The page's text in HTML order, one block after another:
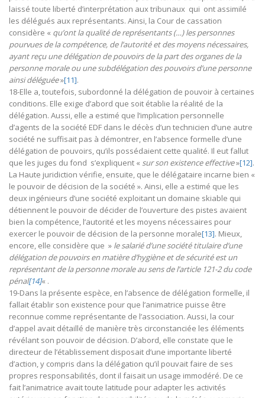
laissé toute liberté d’interprétation aux tribunaux qui ont assimilé
les délégués aux représentants. Ainsi, la Cour de cassation
considère « qu’ont la qualité de représentants (…) les personnes
pourvues de la compétence, de l’autorité et des moyens nécessaires,
ayant reçu une délégation de pouvoirs de la part des organes de la
personne morale ou une subdélégation des pouvoirs d’une personne
ainsi déléguée»[11].
18-Elle a, toutefois, subordonné la délégation de pouvoir à certaines
conditions. Elle exige d’abord que soit établie la réalité de la
délégation. Aussi, elle a estimé que l’implication personnelle
d’agents de la société EDF dans le décès d’un technicien d’une autre
société ne suffisait pas à démontrer, en l’absence formelle d’une
délégation de pouvoirs, qu’ils possédaient cette qualité. Il eut fallut
que les juges du fond s’expliquent « sur son existence effective»[12].
La Haute juridiction vérifie, ensuite, que le délégataire incarne bien «
le pouvoir de décision de la société ». Ainsi, elle a estimé que les
deux ingénieurs d’une société exploitant un domaine skiable qui
détiennent le pouvoir de décider de l’ouverture des pistes avaient
bien la compétence, l’autorité et les moyens nécessaires pour
exercer le pouvoir de décision de la personne morale[13]. Mieux,
encore, elle considère que » le salarié d’une société titulaire d’une
délégation de pouvoirs en matière d’hygiène et de sécurité est un
représentant de la personne morale au sens de l’article 121-2 du code
pénal[14]« .
19-Dans la présente espèce, en l’absence de délégation formelle, il
fallait établir son existence pour que l’animatrice puisse être
reconnue comme représentante de l’association. Aussi, la cour
d’appel avait détaillé de manière très circonstanciée les éléments
révélant son pouvoir de décision. D’abord, elle constate que le
directeur de l’établissement disposait d’une importante liberté
d’action, y compris dans la délégation qu’il pouvait faire de ses
propres responsabilités, dont il faisait un usage immodéré. De ce
fait l’animatrice avait toute latitude pour adapter les activités